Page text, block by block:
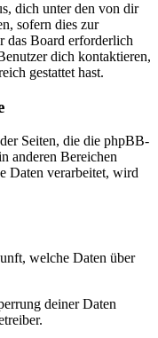
dich unter den von dir
sofern dies zur
das Board erforderlich
dich kontaktieren,
gestattet hast.
Seiten, die die phpBB-
anderen Bereichen
Daten verarbeitet, wird
welche Daten über
deiner Daten